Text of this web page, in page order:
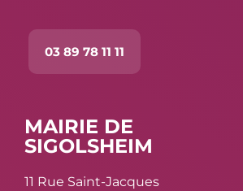
03 89 78 11 11
MAIRIE DE
SIGOLSHEIM
11 Rue Saint-Jacques